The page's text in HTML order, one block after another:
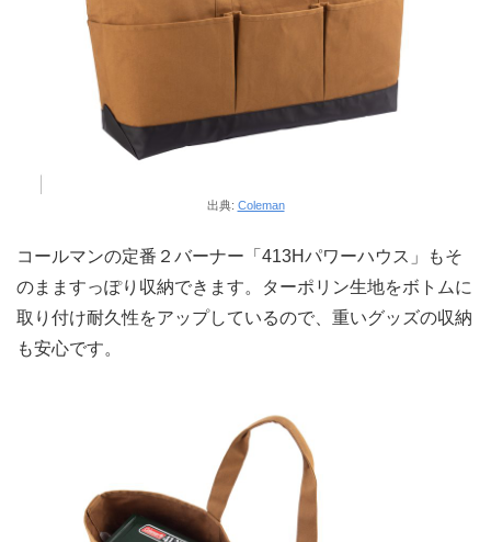
出典: Coleman
コールマンの定番２バーナー「413Hパワーハウス」もそ
のまますっぽり収納できます。ターポリン生地をボトムに
取り付け耐久性をアップしているので、重いグッズの収納
も安心です。